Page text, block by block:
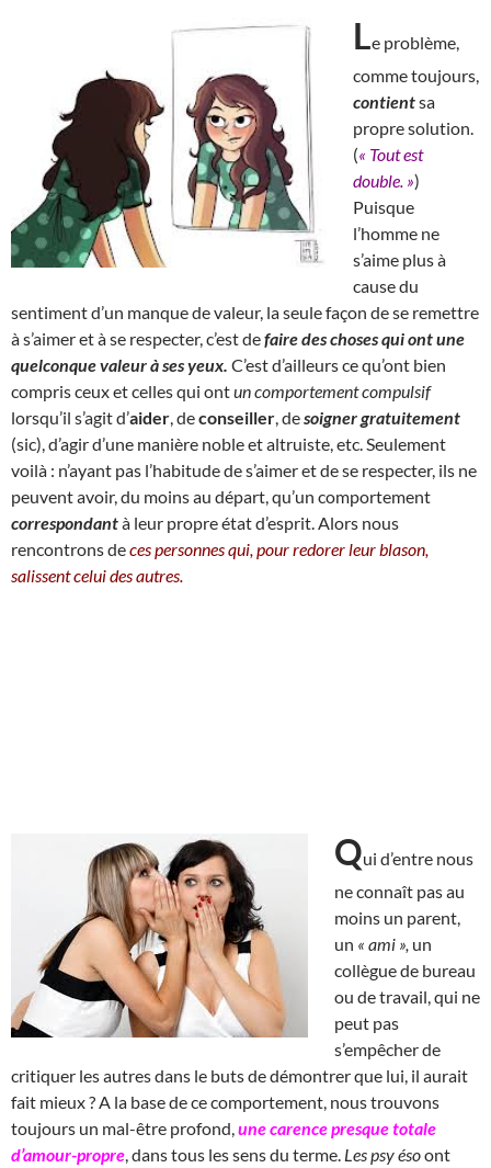
Le problème,
comme toujours,
contientsa
propre solution.
(« Tout est
double. »)
Puisque
l’homme ne
s’aime plus à
cause du
sentiment d’un manque de valeur, la seule façon de se remettre
à s’aimer et à se respecter, c’est defaire des choses qui ont une
quelconque valeur à ses yeux. C’est d’ailleurs ce qu’ont bien
compris ceux et celles qui ontun comportement compulsif
lorsqu’il s’agit d’aider , deconseiller , desoigner gratuitement
(sic), d’agir d’une manière noble et altruiste, etc. Seulement
voilà : n’ayant pas l’habitude de s’aimer et de se respecter, ils ne
peuvent avoir, du moins au départ, qu’un comportement
correspondantà leur propre état d’esprit. Alors nous
rencontrons deces personnes qui, pour redorer leur blason,
salissent celui des autres.
Qui d’entre nous
ne connaît pas au
moins un parent,
un « ami », un
collègue de bureau
ou de travail, qui ne
peut pas
s’empêcher de
critiquer les autres dans le buts de démontrer que lui, il aurait
fait mieux ? A la base de ce comportement, nous trouvons
toujours un mal-être profond, une carence presque totale
d’amour-propre , dans tous les sens du terme. Les psy ésoont